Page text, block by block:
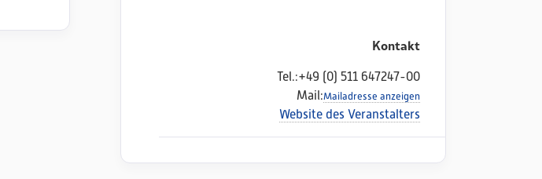
Kontakt
Tel.:+49 (0) 511 647247-00
Mail:Mailadresse anzeigen
Website des Veranstalters